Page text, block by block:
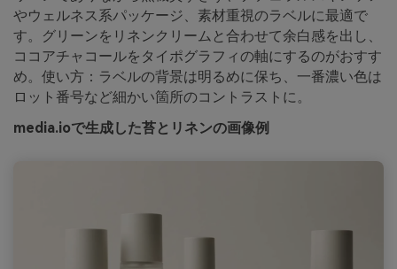
やウェルネス系パッケージ、素材重視のラベルに最適で
す。グリーンをリネンクリームと合わせて余白感を出し、
ココアチャコールをタイポグラフィの軸にするのがおすす
め。使い方：ラベルの背景は明るめに保ち、一番濃い色は
ロット番号など細かい箇所のコントラストに。
media.ioで生成した苔とリネンの画像例